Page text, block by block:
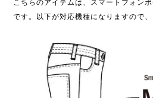
こちらのアイテムは、スマートフォン
です。以下が対応機種になりますので